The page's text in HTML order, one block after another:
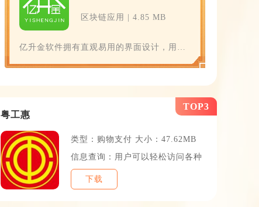
区块链应用 | 4.85 MB
亿升金软件拥有直观易用的界面设计，用户
粤工惠
类型：购物支付 大小：47.62MB
信息查询：用户可以轻松访问各种
下载
TOP3